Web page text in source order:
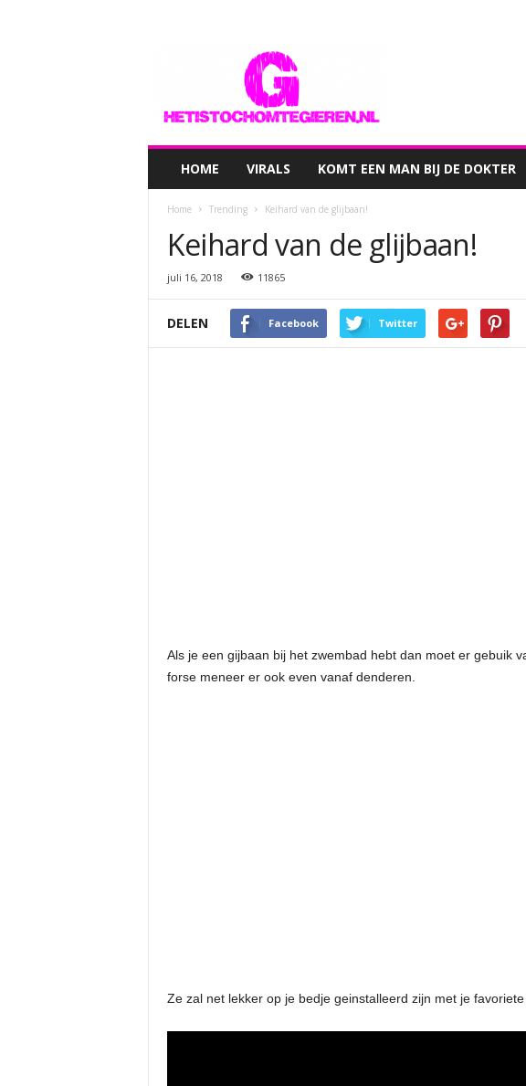
HOME VIRALS KOMT EEN MAN BIJ DE DOKTER
Home Trending Keihard van de glijbaan!
Keihard van de glijbaan!
juli 16, 2018 11865
DELEN Facebook Twitter
Als je een gijbaan bij het zwembad hebt dan moet er gebuik
forse meneer er ook even vanaf denderen.
Ze zal net lekker op je bedje geinstalleerd zijn met je